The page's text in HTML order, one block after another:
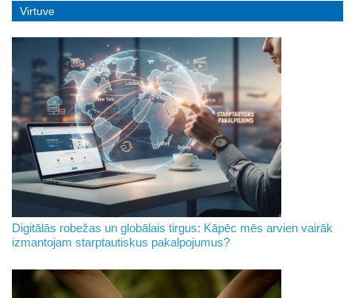
Virtuve
Digitālās robežas un globālais tirgus: Kāpēc mēs arvien vairāk
izmantojam starptautiskus pakalpojumus?